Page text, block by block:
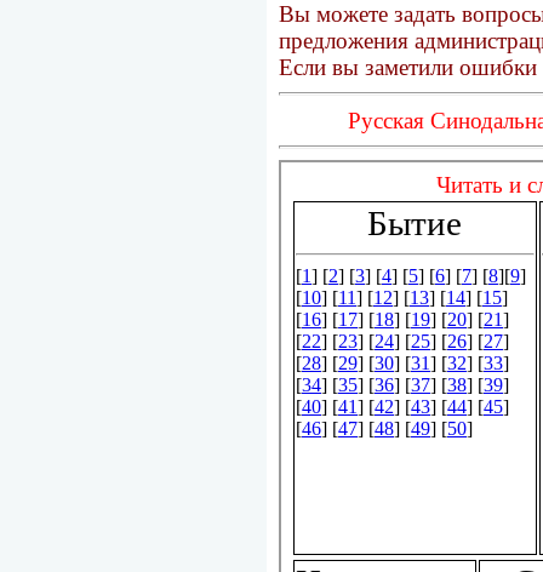
Вы можете задать
предложения
Если вы заметили ошибки
Русская